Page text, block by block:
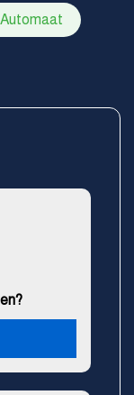
Automaat